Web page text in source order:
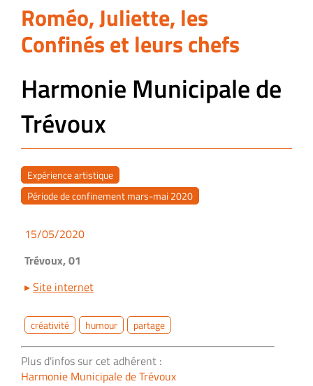
Roméo, Juliette, les
Confinés et leurs chefs
Harmonie Municipale de
Trévoux
Expérience artistique
Période de confinement mars-mai 2020
15/05/2020
Trévoux, 01
▸Site internet
créativité humour partage
Plus d'infos sur cet adhérent :
Harmonie Municipale de Trévoux